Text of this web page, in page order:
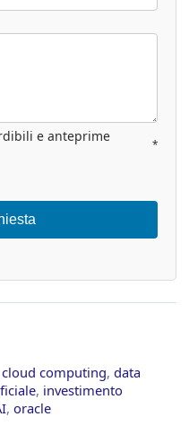
e anteprime
*
cloud computing, data
, investimento
, oracle